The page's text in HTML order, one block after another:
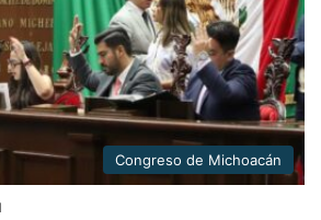
Congreso de Michoacán